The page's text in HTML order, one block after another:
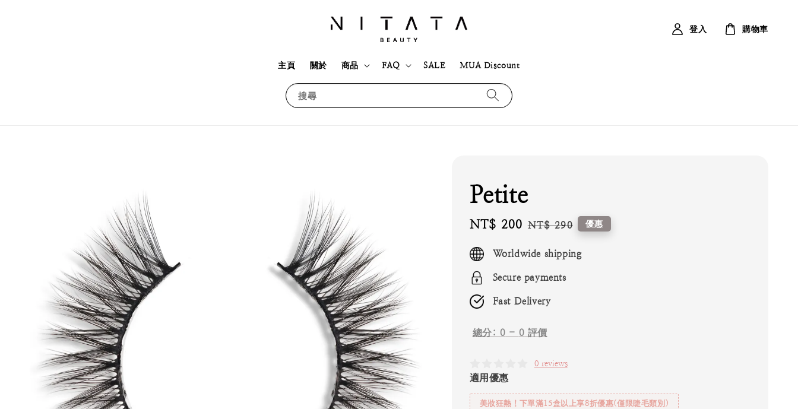
搜尋
主頁 關於 商品 FAQ SALE MUA Discount
登入 購物車
Petite
Sale
NT$ 200 Regular
NT$ 290 優惠
Worldwide shipping
Secure payments
Fast Delivery
總分:0 - 0 評價
0 reviews
適用優惠
美妝狂熱！下單滿15盒以上享8折優惠(僅限睫毛類別)